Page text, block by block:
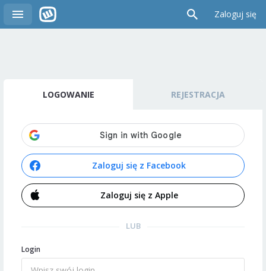
Zaloguj się
LOGOWANIE REJESTRACJA
Zaloguj się z Facebook
Zaloguj się z Apple
LUB
Login